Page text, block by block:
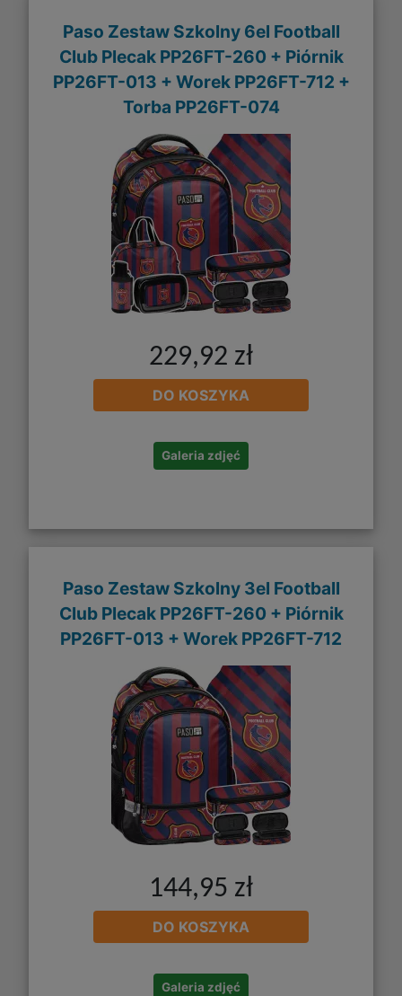
Paso Zestaw Szkolny 6el Football
Club Plecak PP26FT-260 + Piórnik
PP26FT-013 + Worek PP26FT-712 +
Torba PP26FT-074
229,92 zł
DO KOSZYKA
Galeria zdjęć
Paso Zestaw Szkolny 3el Football
Club Plecak PP26FT-260 + Piórnik
PP26FT-013 + Worek PP26FT-712
144,95 zł
DO KOSZYKA
Galeria zdjęć